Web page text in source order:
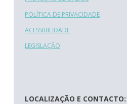
POLÍTICA DE PRIVACIDADE
ACESSIBILIDADE
LEGISLAÇÃO
LOCALIZAÇÃO E CONTACTO: